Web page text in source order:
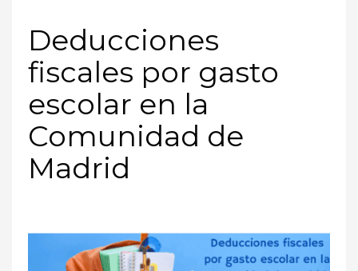
Deducciones
fiscales por gasto
escolar en la
Comunidad de
Madrid